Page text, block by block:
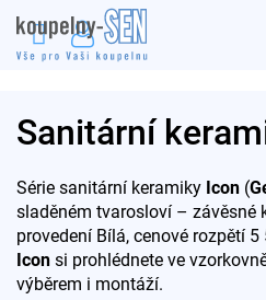
na
obsah
Sanitární
Série sanitární keramiky Icon (
sladěném tvarosloví – závěsné
provedení Bílá, cenové rozpětí
Icon si prohlédnete ve
výběrem i montáží.